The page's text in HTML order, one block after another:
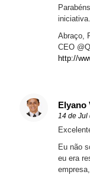
iniciativa.
Abraço,
CEO
http://
Elyano
14 de Jul
Eu não
eu era